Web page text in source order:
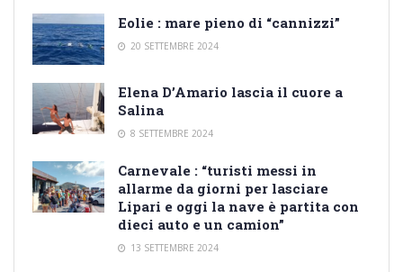
Eolie : mare pieno di “cannizzi”
20 SETTEMBRE 2024
Elena D’Amario lascia il cuore a
Salina
8 SETTEMBRE 2024
Carnevale : “turisti messi in
allarme da giorni per lasciare
Lipari e oggi la nave è partita con
dieci auto e un camion”
13 SETTEMBRE 2024